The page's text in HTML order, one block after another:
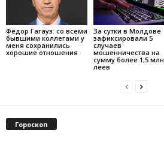
Фёдор Гагауз: со всеми
бывшими коллегами у
меня сохранились
хорошие отношения
За сутки в Молдове
зафиксировали 5
случаев
мошенничества на
сумму более 1,5 млн
леев
Гороскоп